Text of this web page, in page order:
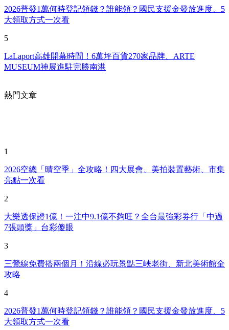
2026普發1萬何時登記領錢？誰能領？國民支援金發放進度、5
大領取方式一次看
5
LaLaport高雄開幕時間！6萬坪百貨270家品牌、ARTE
MUSEUM神展進駐完勝南港
熱門文章
1
2026空總「晴空季」全攻略！四大展會、美拍裝置藝術、市集
亮點一次看
2
大樂透保證1億！一注中9.1億不夠旺？全台最強彩券行「中過
7張頭獎」台彩傻眼
3
三鶯線免費搭兩個月！沿線必玩景點三峽老街、新北美術館全
攻略
4
2026普發1萬何時登記領錢？誰能領？國民支援金發放進度、5
大領取方式一次看